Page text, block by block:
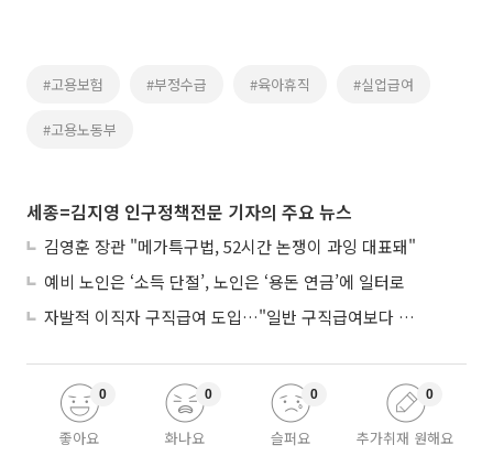
#고용보험 #부정수급 #육아휴직 #실업급여
#고용노동부
세종=김지영 인구정책전문 기자의 주요 뉴스
김영훈 장관 "메가특구법, 52시간 논쟁이 과잉 대표돼"
예비 노인은 ‘소득 단절’, 노인은 ‘용돈 연금’에 일터로
자발적 이직자 구직급여 도입…"일반 구직급여보다 적게"
좋아요
0
화나요
0
슬퍼요
0
추가취재 원해요
0